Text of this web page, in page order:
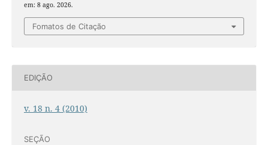
em: 8 ago. 2026.
Fomatos de Citação
EDIÇÃO
v. 18 n. 4 (2010)
SEÇÃO